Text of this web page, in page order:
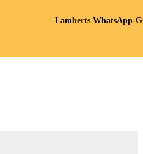
Lamberts WhatsApp-